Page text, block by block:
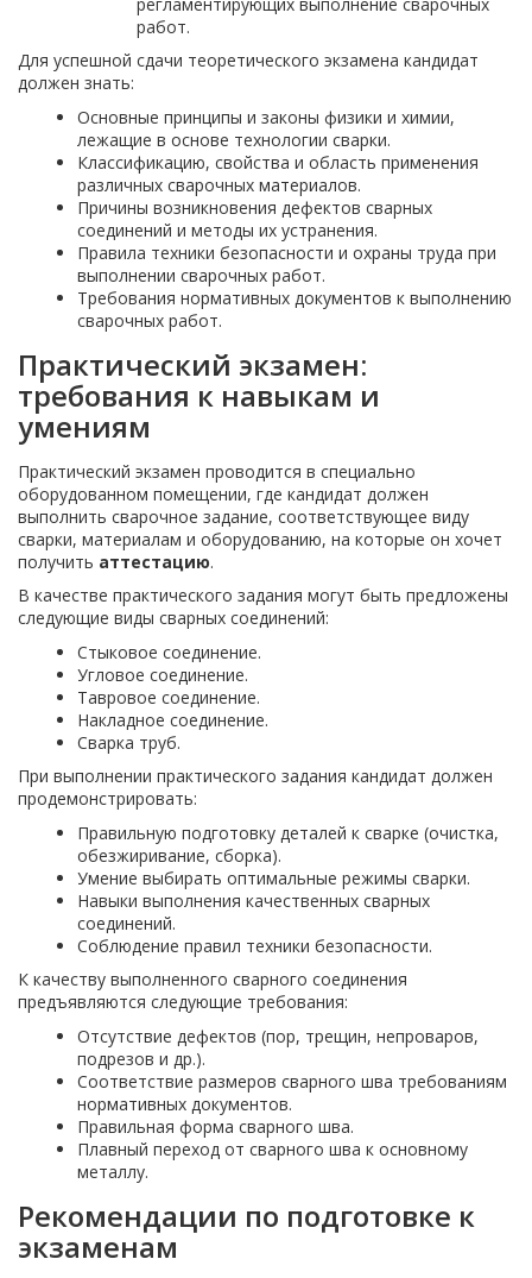
работ.
Для успешной сдачи теоретического экзамена кандидат
должен знать:
Основные принципы и законы физики и химии,
лежащие в основе технологии сварки.
Классификацию, свойства и область применения
различных сварочных материалов.
Причины возникновения дефектов сварных
соединений и методы их устранения.
Правила техники безопасности и охраны труда при
выполнении сварочных работ.
Требования нормативных документов к выполнению
сварочных работ.
Практический экзамен:
требования к навыкам и
умениям
Практический экзамен проводится в специально
оборудованном помещении, где кандидат должен
выполнить сварочное задание, соответствующее виду
сварки, материалам и оборудованию, на которые он хочет
получить аттестацию.
В качестве практического задания могут быть предложены
следующие виды сварных соединений:
Стыковое соединение.
Угловое соединение.
Тавровое соединение.
Накладное соединение.
Сварка труб.
При выполнении практического задания кандидат должен
продемонстрировать:
Правильную подготовку деталей к сварке (очистка,
обезжиривание, сборка).
Умение выбирать оптимальные режимы сварки.
Навыки выполнения качественных сварных
соединений.
Соблюдение правил техники безопасности.
К качеству выполненного сварного соединения
предъявляются следующие требования:
Отсутствие дефектов (пор, трещин, непроваров,
подрезов и др.).
Соответствие размеров сварного шва требованиям
нормативных документов.
Правильная форма сварного шва.
Плавный переход от сварного шва к основному
металлу.
Рекомендации по подготовке к
экзаменам